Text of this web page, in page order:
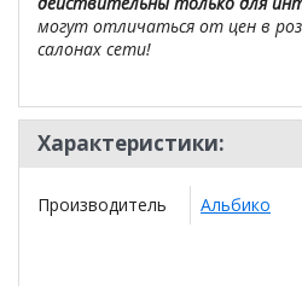
могут отличаться от цен в
салонах сети!
Характеристики:
Производитель Альбико